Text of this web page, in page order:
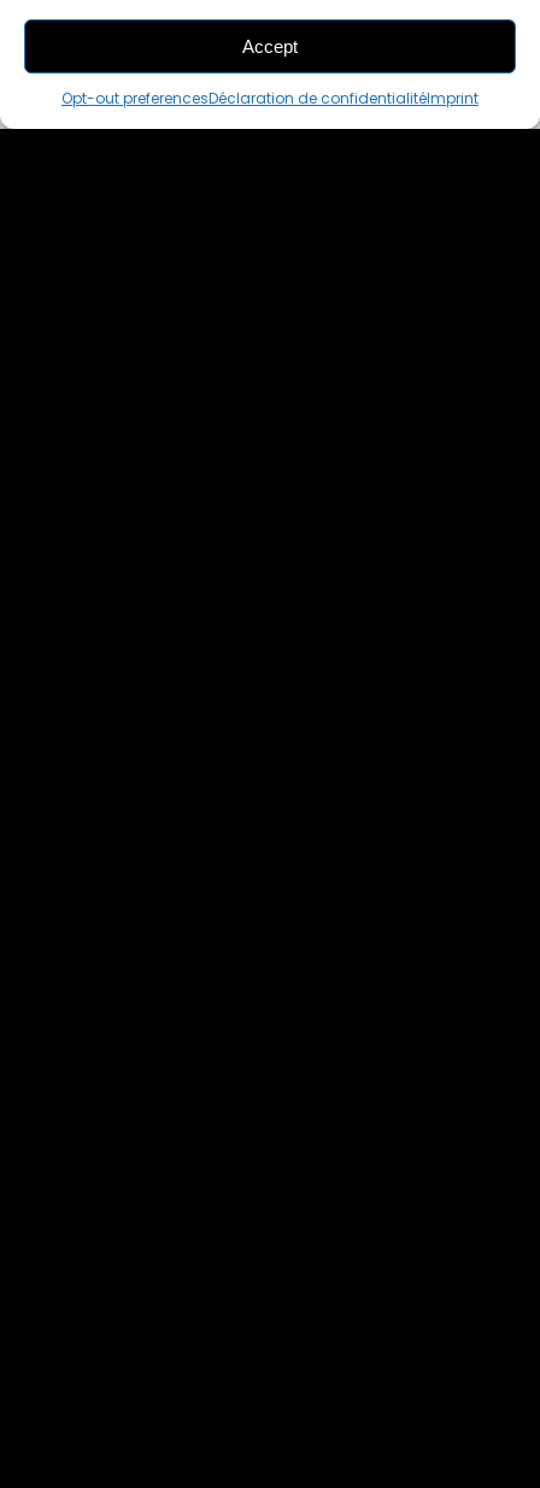
Accept
Opt-out preferencesDéclaration de confidentialitéImprint
THIS PAIR IS
ALREADY SOLD OUT